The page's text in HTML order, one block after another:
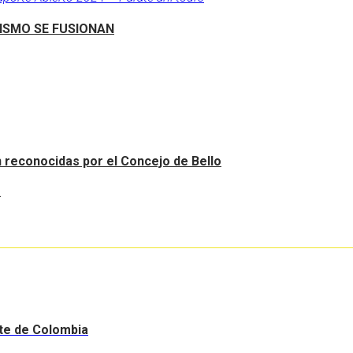
SE FUSIONAN
por el Concejo de Bello
de Colombia